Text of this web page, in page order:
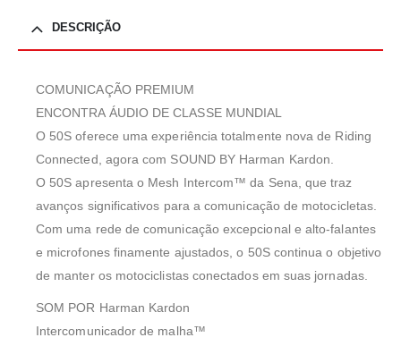
DESCRIÇÃO
COMUNICAÇÃO PREMIUM
ENCONTRA ÁUDIO DE CLASSE MUNDIAL
O 50S oferece uma experiência totalmente nova de Riding
Connected, agora com SOUND BY Harman Kardon.
O 50S apresenta o Mesh Intercom™ da Sena, que traz
avanços significativos para a comunicação de motocicletas.
Com uma rede de comunicação excepcional e alto-falantes
e microfones finamente ajustados, o 50S continua o objetivo
de manter os motociclistas conectados em suas jornadas.
SOM POR Harman Kardon
Intercomunicador de malha™